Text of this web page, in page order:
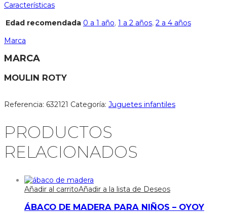
Características
Edad recomendada 0 a 1 año, 1 a 2 años, 2 a 4 años
Marca
MARCA
MOULIN ROTY
Referencia: 632121 Categoría: Juguetes infantiles
PRODUCTOS
RELACIONADOS
Añadir al carritoAñadir a la lista de Deseos
ÁBACO DE MADERA PARA NIÑOS – OYOY